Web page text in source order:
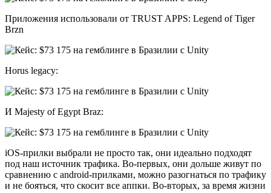
Приложения использовали от TRUST APPS: Legend of Tiger
Brzn
Horus legacy:
И Majesty of Egypt Braz:
iOS-прилки выбрали не просто так, они идеально подходят
под наш источник трафика. Во-первых, они дольше живут по
сравнению с android-прилками, можно разогнаться по трафику
и не бояться, что скосит все аппки. Во-вторых, за время жизни